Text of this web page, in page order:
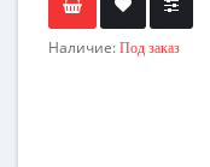
Наличие: Под заказ